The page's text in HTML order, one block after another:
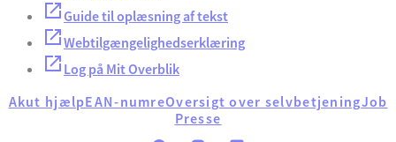
Guide til oplæsning af tekst
Webtilgængelighedserklæring
Log på Mit Overblik
Akut hjælpEAN-numreOversigt over selvbetjeningJob
Presse